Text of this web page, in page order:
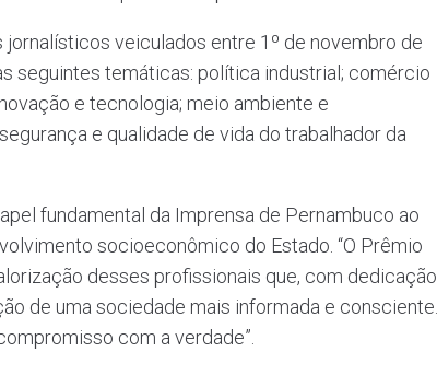
veiculados entre 1º de novembro de
seguintes temáticas: política industrial; comércio
e tecnologia; meio ambiente e
e qualidade de vida do trabalhador da
fundamental da Imprensa de Pernambuco ao
socioeconômico do Estado. “O Prêmio
desses profissionais que, com dedicação
de uma sociedade mais informada e consciente.
com a verdade”.